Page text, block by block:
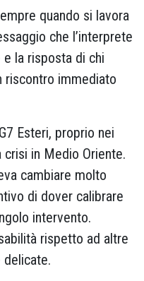
quando si lavora
che l’interprete
la risposta di chi
riscontro immediato
Esteri, proprio nei
crisi in Medio Oriente.
cambiare molto
di dover calibrare
intervento.
rispetto ad altre